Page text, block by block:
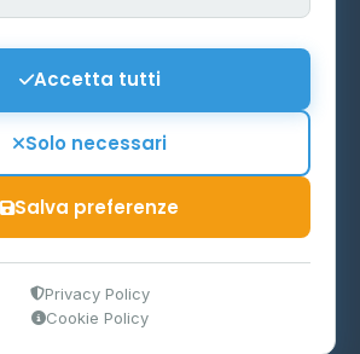
P.IVA 03859300364
Ministero delle Imprese e del Made in Italy
Accetta tutti
Solo necessari
Salva preferenze
Privacy Policy
Cookie Policy